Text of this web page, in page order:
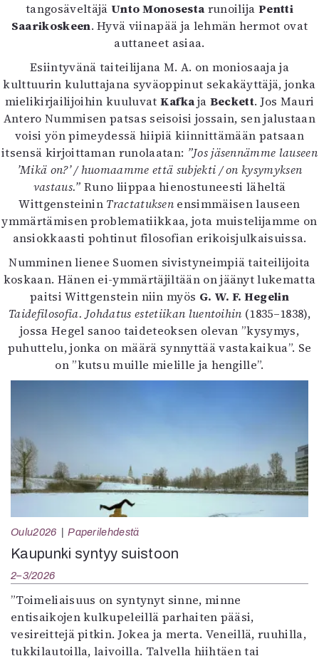
tangosäveltäjä Unto Monosesta runoilija Pentti
Saarikoskeen. Hyvä viinapää ja lehmän hermot ovat
auttaneet asiaa.
Esiintyvänä taiteilijana M. A. on moniosaaja ja
kulttuurin kuluttajana syväoppinut sekakäyttäjä, jonka
mielikirjailijoihin kuuluvat Kafkaja Beckett. Jos Mauri
Antero Nummisen patsas seisoisi jossain, sen jalustaan
voisi yön pimeydessä hiipiä kiinnittämään patsaan
itsensä kirjoittaman runolaatan: ”Jos jäsennämme lauseen
’Mikä on?’ / huomaamme että subjekti / on kysymyksen
vastaus.” Runo liippaa hienostuneesti läheltä
Wittgensteinin Tractatuksen ensimmäisen lauseen
ymmärtämisen problematiikkaa, jota muistelijamme on
ansiokkaasti pohtinut filosofian erikoisjulkaisuissa.
Numminen lienee Suomen sivistyneimpiä taiteilijoita
koskaan. Hänen ei-ymmärtäjiltään on jäänyt lukematta
paitsi Wittgenstein niin myös G. W. F. Hegelin
Taidefilosofia. Johdatus estetiikan luentoihin (1835–1838),
jossa Hegel sanoo taideteoksen olevan ”kysymys,
puhuttelu, jonka on määrä synnyttää vastakaikua”. Se
on ”kutsu muille mielille ja hengille”.
Oulu2026 Paperilehdestä
Kaupunki syntyy suistoon
2–3/2026
”Toimeliaisuus on syntynyt sinne, minne
entisaikojen kulkupeleillä parhaiten pääsi,
vesireittejä pitkin. Jokea ja merta. Veneillä, ruuhilla,
tukkilautoilla, laivoilla. Talvella hiihtäen tai